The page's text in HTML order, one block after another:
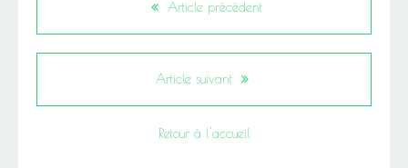
Article précédent
Article suivant
Retour à l'accueil